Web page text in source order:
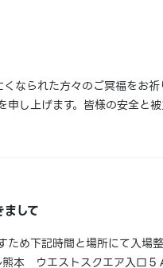
なられた方々のご冥福をお
し上げます。皆様の安全と
は...
して
め下記時間と場所にて入場
本 ウエストスクエア入口